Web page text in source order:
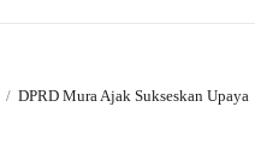
/ DPRD Mura Ajak Sukseskan Upaya